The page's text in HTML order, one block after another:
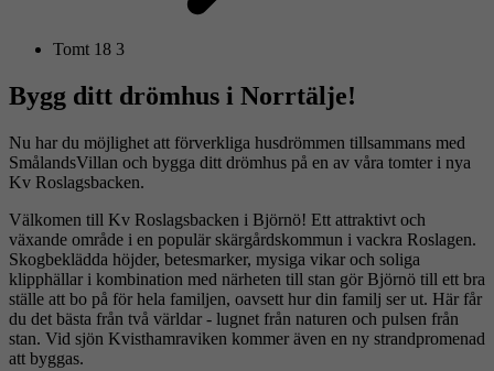
Tomt 18 3
Bygg ditt drömhus i Norrtälje!
Nu har du möjlighet att förverkliga husdrömmen tillsammans med
SmålandsVillan och bygga ditt drömhus på en av våra tomter i nya
Kv Roslagsbacken.
Välkomen till Kv Roslagsbacken i Björnö! Ett attraktivt och
växande område i en populär skärgårdskommun i vackra Roslagen.
Skogbeklädda höjder, betesmarker, mysiga vikar och soliga
klipphällar i kombination med närheten till stan gör Björnö till ett bra
ställe att bo på för hela familjen, oavsett hur din familj ser ut. Här får
du det bästa från två världar - lugnet från naturen och pulsen från
stan. Vid sjön Kvisthamraviken kommer även en ny strandpromenad
att byggas.